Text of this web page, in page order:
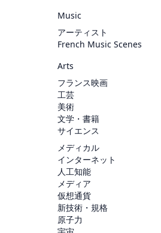
Music
アーティスト
French Music Scenes
Arts
フランス映画
工芸
美術
文学・書籍
サイエンス
メディカル
インターネット
人工知能
メディア
仮想通貨
新技術・規格
原子力